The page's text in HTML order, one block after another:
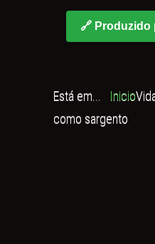
🔗 Produzido
Está em... Inicio
como sargento